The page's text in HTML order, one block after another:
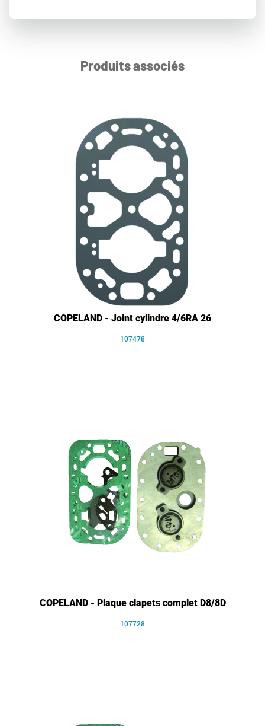
Produits associés
COPELAND - Joint cylindre 4/6RA 26
107478
COPELAND - Plaque clapets complet D8/8D
107728